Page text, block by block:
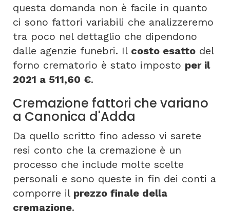
questa domanda non è facile in quanto
ci sono fattori variabili che analizzeremo
tra poco nel dettaglio che dipendono
dalle agenzie funebri. Il costo esatto del
forno crematorio è stato imposto per il
2021 a 511,60 €.
Cremazione fattori che variano
a Canonica d'Adda
Da quello scritto fino adesso vi sarete
resi conto che la cremazione è un
processo che include molte scelte
personali e sono queste in fin dei conti a
comporre il prezzo finale della
cremazione.